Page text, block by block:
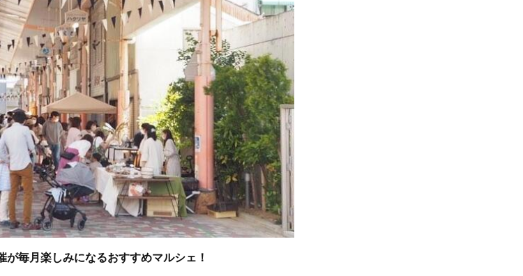
毎月楽しみになるおすすめマルシェ！